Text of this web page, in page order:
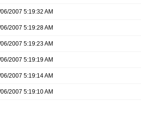
2007 5:19:32 AM
2007 5:19:28 AM
2007 5:19:23 AM
2007 5:19:19 AM
2007 5:19:14 AM
2007 5:19:10 AM